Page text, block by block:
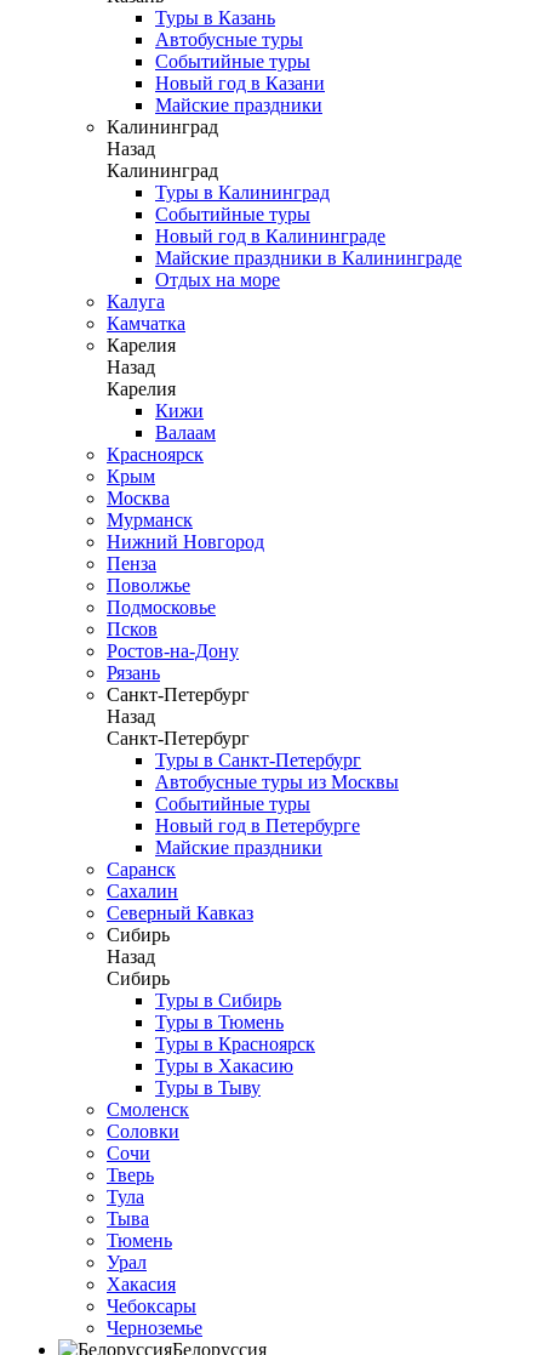
Туры в Казань
Автобусные туры
Событийные туры
Новый год в Казани
Майские праздники
Калининград
Назад
Калининград
Туры в Калининград
Событийные туры
Новый год в Калининграде
Майские праздники в Калининграде
Отдых на море
Калуга
Камчатка
Карелия
Назад
Карелия
Кижи
Валаам
Красноярск
Крым
Москва
Мурманск
Нижний Новгород
Пенза
Поволжье
Подмосковье
Псков
Ростов-на-Дону
Рязань
Санкт-Петербург
Назад
Санкт-Петербург
Туры в Санкт-Петербург
Автобусные туры из Москвы
Событийные туры
Новый год в Петербурге
Майские праздники
Саранск
Сахалин
Северный Кавказ
Сибирь
Назад
Сибирь
Туры в Сибирь
Туры в Тюмень
Туры в Красноярск
Туры в Хакасию
Туры в Тыву
Смоленск
Соловки
Сочи
Тверь
Тула
Тыва
Тюмень
Урал
Хакасия
Чебоксары
Черноземье
Белоруссия